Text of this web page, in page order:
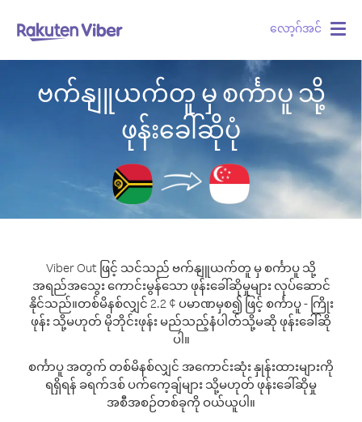
လော့ဂ်အင်
ဗက်နျူယက်တူ မှ စင်္ကာပူ သို့
ဖုန်းခေါ်ဆိုပုံ
Viber Out ဖြင့် သင်သည် ဗက်နျူယက်တူ မှ စင်္ကာပူ သို့
အရည်အသွေး ကောင်းမွန်သော ဖုန်းခေါ်ဆိုမှုများ လုပ်ဆောင်
နိုင်သည်။တစ်မိနစ်လျှင် 2.2 ¢ ပမာဏမှစ၍ ဖြင့် စင်္ကာပူ - ကြိုး
ဖုန်း သို့မဟုတ် မိုဘိုင်းဖုန်း မည်သည့်နံပါတ်သို့မဆို ဖုန်းခေါ်ဆို
ပါ။
စင်္ကာပူ အတွက် တစ်မိနစ်လျှင် အကောင်းဆုံး နှုန်းထားများကို
ရရှိရန် ခရက်ဒစ် ပက်ကေ့ချ်များ သို့မဟုတ် ဖုန်းခေါ်ဆိုမှု
အစီအစဉ်တစ်ခုကို ဝယ်ယူပါ။